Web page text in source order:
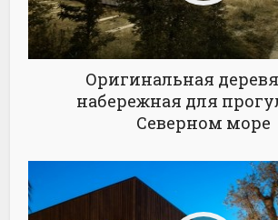
Оригинальная
набережная для
Северном море